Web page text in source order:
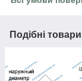
Подібні